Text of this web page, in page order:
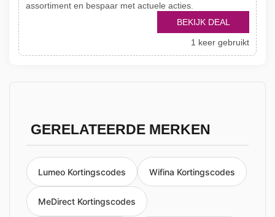
assortiment en bespaar met actuele acties.
BEKIJK DEAL
1 keer gebruikt
GERELATEERDE MERKEN
Lumeo Kortingscodes Wifina Kortingscodes
MeDirect Kortingscodes